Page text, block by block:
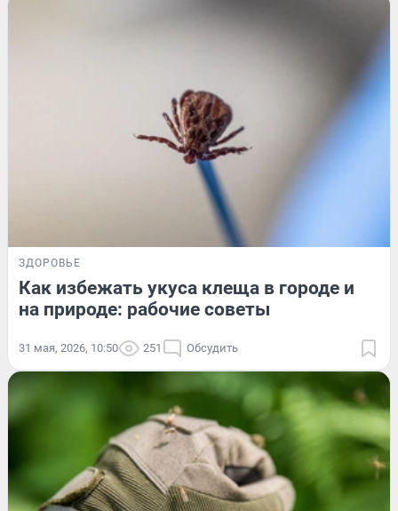
ЗДОРОВЬЕ
Как избежать укуса клеща в городе и
на природе: рабочие советы
31 мая, 2026, 10:50 251 Обсудить